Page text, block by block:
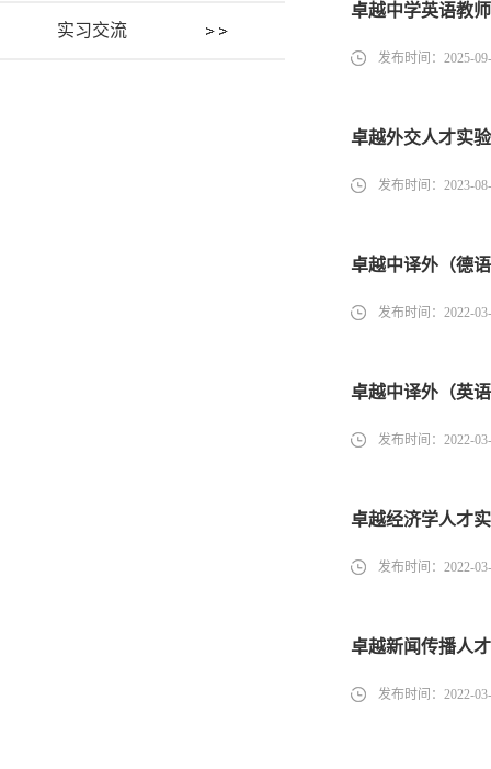
实习交流
卓越中学英语教
发布时间：2025-
卓越外交人才实
发布时间：2023-
卓越中译外（德
发布时间：2022-
卓越中译外（英
发布时间：2022-
卓越经济学人才
发布时间：2022-
卓越新闻传播人
发布时间：2022-